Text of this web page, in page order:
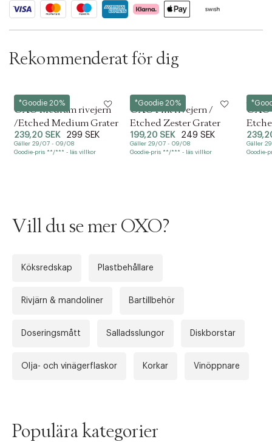
Rekommenderat för dig
*Goodie 20%
OXO
OXO Medium rivejern
/Etched Medium Grater
239,20 SEK 299 SEK
Gäller 29/07 - 09/08
Goodie-pris **/*** - läs villkor
*Goodie 20%
OXO
OXO Fint rivejern /
Etched Zester Grater
199,20 SEK 249 SEK
Gäller 29/07 - 09/08
Goodie-pris **/*** - läs villkor
OXO
OXO
Gäller
Goodie-
Vill du se mer OXO?
Köksredskap Plastbehållare
Rivjärn & mandoliner Bartillbehör
Doseringsmått Salladsslungor Diskborstar
Olja- och vinägerflaskor Korkar Vinöppnare
Populära kategorier